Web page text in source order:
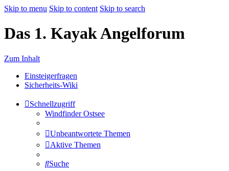
Skip to menu Skip to content Skip to search
Das 1. Kayak Angelforum
Zum Inhalt
Einsteigerfragen
Sicherheits-Wiki
Schnellzugriff
Windfinder Ostsee
Unbeantwortete Themen
Aktive Themen
Suche